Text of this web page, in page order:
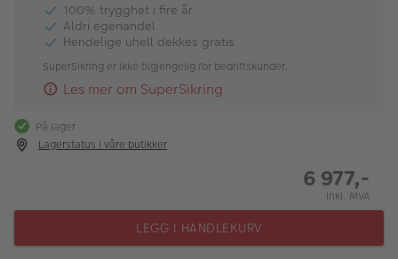
Fotokurs
Inspirasjon
100% trygghet i fire år
Aldri egenandel
Hendelige uhell dekkes gratis
SuperSikring er ikke tilgjengelig for bedriftskunder.
Les mer om SuperSikring
På lager
Lagerstatus i våre butikker
6 977,-
Inkl. MVA
LEGG I HANDLEKURV